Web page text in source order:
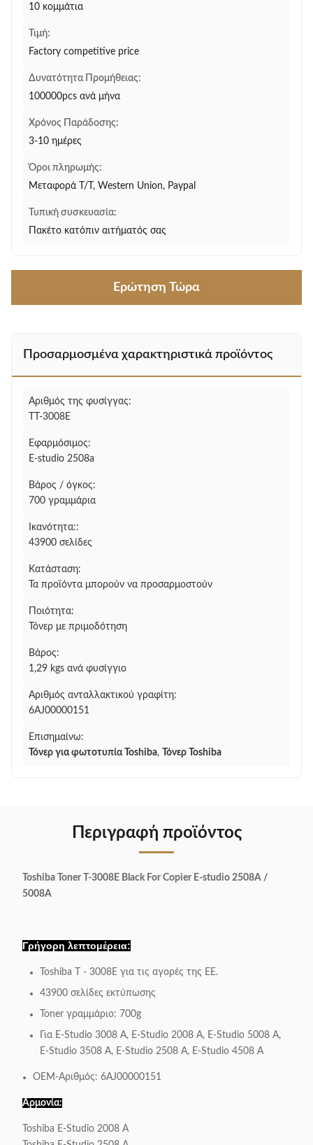
10 κομμάτια
Τιμή:
Factory competitive price
Δυνατότητα Προμήθειας:
100000pcs ανά μήνα
Χρόνος Παράδοσης:
3-10 ημέρες
Όροι πληρωμής:
Μεταφορά T/T, Western Union, Paypal
Τυπική συσκευασία:
Πακέτο κατόπιν αιτήματός σας
Ερώτηση Τώρα
Προσαρμοσμένα χαρακτηριστικά προϊόντος
Αριθμός της φυσίγγας:
TT-3008E
Εφαρμόσιμος:
E-studio 2508a
Βάρος / όγκος:
700 γραμμάρια
Ικανότητα::
43900 σελίδες
Κατάσταση:
Τα προϊόντα μπορούν να προσαρμοστούν
Ποιότητα:
Τόνερ με πριμοδότηση
Βάρος:
1,29 kgs ανά φυσίγγιο
Αριθμός ανταλλακτικού γραφίτη:
6AJ00000151
Επισημαίνω:
Τόνερ για φωτοτυπία Toshiba, Τόνερ Toshiba
Περιγραφή προϊόντος
Toshiba Toner T-3008E Black For Copier E-studio 2508A /
5008A
Γρήγορη λεπτομέρεια:
Toshiba T - 3008E για τις αγορές της ΕΕ.
43900 σελίδες εκτύπωσης
Toner γραμμάριο: 700g
Για E-Studio 3008 A, E-Studio 2008 A, E-Studio 5008 A,
E-Studio 3508 A, E-Studio 2508 A, E-Studio 4508 A
OEM-Αριθμός: 6AJ00000151
Αρμονία:
Toshiba E-Studio 2008 Α